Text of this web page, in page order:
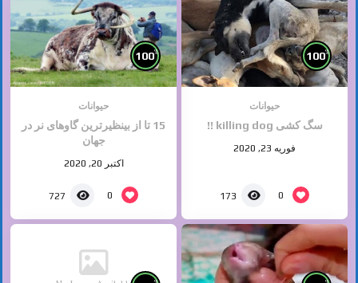
100%
حیوانات
سگ کشی killing dog !!
فوریه 23, 2020
0
173
100%
حیوانات
15 تا از بینظیرترین گاوهای نر در
جهان
اکتبر 20, 2020
0
727